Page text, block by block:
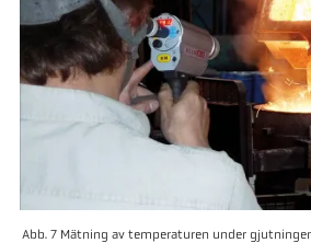
Abb. 7 Mätning av temperaturen under